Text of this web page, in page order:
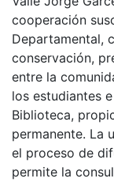
cooperación
Departamental,
conservación,
entre la
los estudiantes
Biblioteca,
permanente. La
el proceso de
permite la